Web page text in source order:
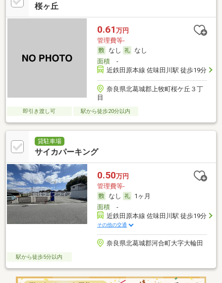
桜ヶ丘
0.61 万円
管理費等-
なし
なし
面積-
近鉄田原本線 佐味田川駅 徒歩19分
奈良県北葛城郡上牧町桜ケ丘３丁
目
即引き渡し可 駅から徒歩20分以内
貸駐車場
サイカパーキング
0.50万円
管理費等-
なし
1ヶ月
面積-
近鉄田原本線 佐味田川駅 徒歩19分
その他の交通
奈良県北葛城郡河合町大字大輪田
駅から徒歩5分以内